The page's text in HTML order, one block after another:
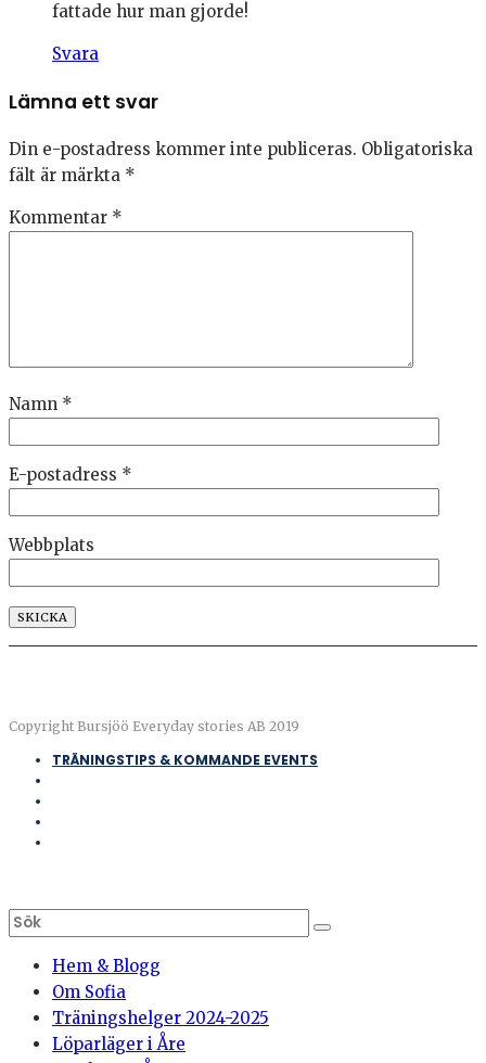
fattade hur man gjorde!
Svara
Lämna ett svar
Din e-postadress kommer inte publiceras. Obligatoriska
fält är märkta *
Kommentar *
Namn *
E-postadress *
Webbplats
Copyright Bursjöö Everyday stories AB 2019
TRÄNINGSTIPS & KOMMANDE EVENTS
Hem & Blogg
Om Sofia
Träningshelger 2024-2025
Löparläger i Åre